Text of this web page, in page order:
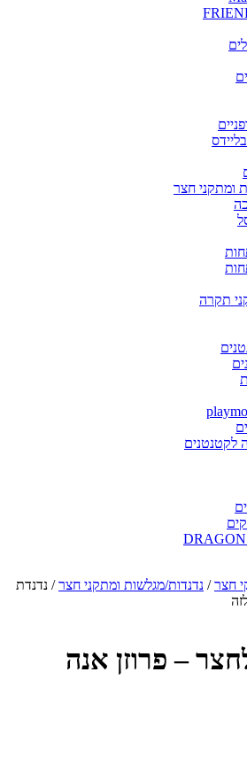
ומתקני חצר
תקרה
חצר/נדנדות/מגלשות ומתקני חצר/ נדנדת
– פרוזן אנה